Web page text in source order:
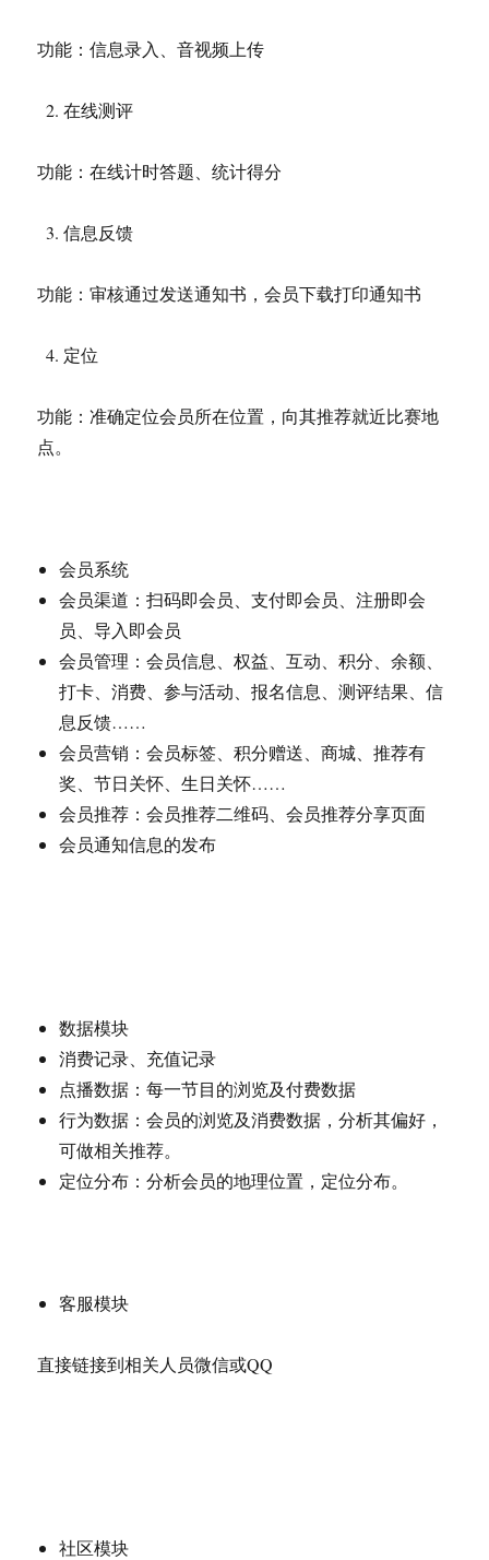
功能：信息录入、音视频上传
在线测评
功能：在线计时答题、统计得分
信息反馈
功能：审核通过发送通知书，会员下载打印通知书
定位
功能：准确定位会员所在位置，向其推荐就近比赛地
点。
会员系统
会员渠道：扫码即会员、支付即会员、注册即会
员、导入即会员
会员管理：会员信息、权益、互动、积分、余额、
打卡、消费、参与活动、报名信息、测评结果、信
息反馈……
会员营销：会员标签、积分赠送、商城、推荐有
奖、节日关怀、生日关怀……
会员推荐：会员推荐二维码、会员推荐分享页面
会员通知信息的发布
数据模块
消费记录、充值记录
点播数据：每一节目的浏览及付费数据
行为数据：会员的浏览及消费数据，分析其偏好，
可做相关推荐。
定位分布：分析会员的地理位置，定位分布。
客服模块
直接链接到相关人员微信或QQ
社区模块